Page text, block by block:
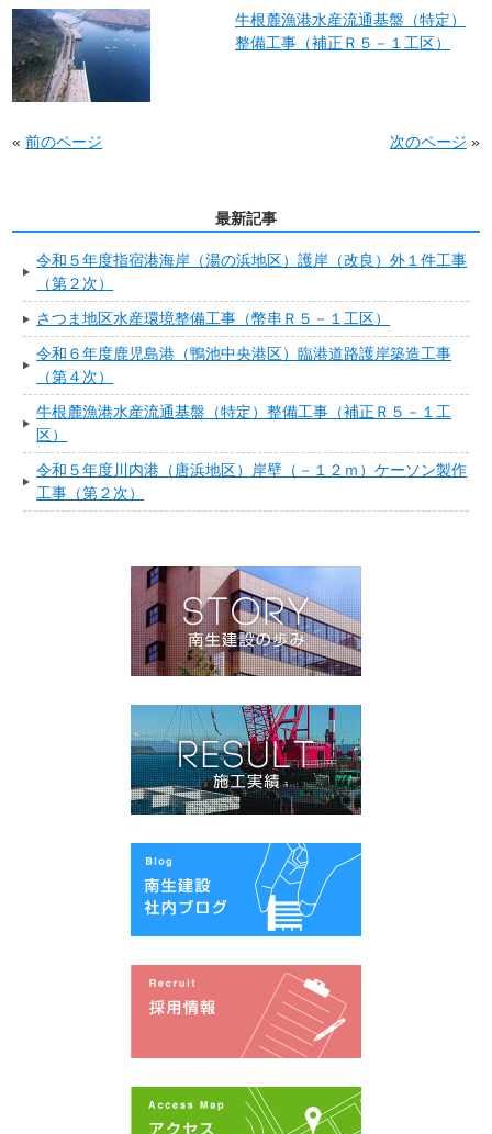
牛根麓漁港水産流通基盤（特定）
整備工事（補正Ｒ５－１工区）
«前のページ 次のページ »
最新記事
令和５年度指宿港海岸（湯の浜地区）護岸（改良）外１件工事
（第２次）
さつま地区水産環境整備工事（幣串Ｒ５－１工区）
令和６年度鹿児島港（鴨池中央港区）臨港道路護岸築造工事
（第４次）
牛根麓漁港水産流通基盤（特定）整備工事（補正Ｒ５－１工
区）
令和５年度川内港（唐浜地区）岸壁（－１２ｍ）ケーソン製作
工事（第２次）